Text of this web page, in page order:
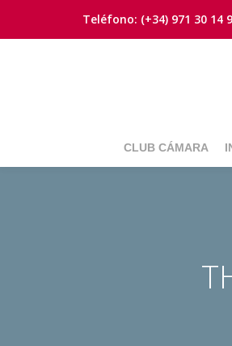
Saltar
Teléfono: (+34) 971 30 14
CLUB CÁMARA